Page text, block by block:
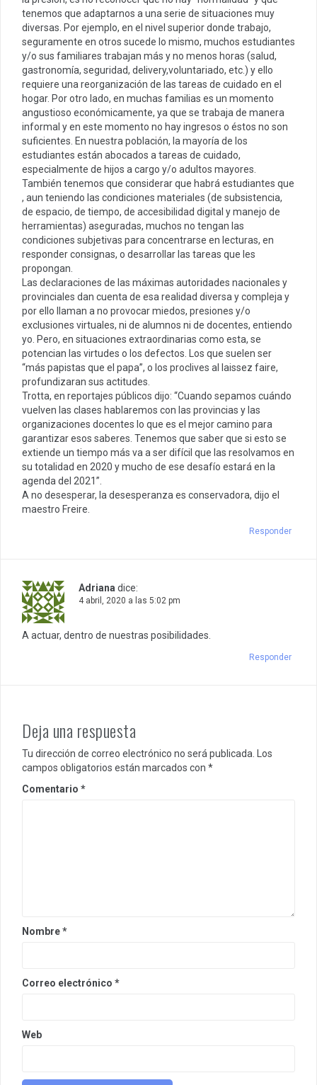
tenemos que adaptarnos a una serie de situaciones muy
diversas. Por ejemplo, en el nivel superior donde trabajo,
seguramente en otros sucede lo mismo, muchos estudiantes
y/o sus familiares trabajan más y no menos horas (salud,
gastronomía, seguridad, delivery,voluntariado, etc.) y ello
requiere una reorganización de las tareas de cuidado en el
hogar. Por otro lado, en muchas familias es un momento
angustioso económicamente, ya que se trabaja de manera
informal y en este momento no hay ingresos o éstos no son
suficientes. En nuestra población, la mayoría de los
estudiantes están abocados a tareas de cuidado,
especialmente de hijos a cargo y/o adultos mayores.
También tenemos que considerar que habrá estudiantes que
, aun teniendo las condiciones materiales (de subsistencia,
de espacio, de tiempo, de accesibilidad digital y manejo de
herramientas) aseguradas, muchos no tengan las
condiciones subjetivas para concentrarse en lecturas, en
responder consignas, o desarrollar las tareas que les
propongan.
Las declaraciones de las máximas autoridades nacionales y
provinciales dan cuenta de esa realidad diversa y compleja y
por ello llaman a no provocar miedos, presiones y/o
exclusiones virtuales, ni de alumnos ni de docentes, entiendo
yo. Pero, en situaciones extraordinarias como esta, se
potencian las virtudes o los defectos. Los que suelen ser
“más papistas que el papa”, o los proclives al laissez faire,
profundizaran sus actitudes.
Trotta, en reportajes públicos dijo: “Cuando sepamos cuándo
vuelven las clases hablaremos con las provincias y las
organizaciones docentes lo que es el mejor camino para
garantizar esos saberes. Tenemos que saber que si esto se
extiende un tiempo más va a ser difícil que las resolvamos en
su totalidad en 2020 y mucho de ese desafío estará en la
agenda del 2021”.
A no desesperar, la desesperanza es conservadora, dijo el
maestro Freire.
Responder
Adriana dice:
4 abril, 2020 a las 5:02 pm
A actuar, dentro de nuestras posibilidades.
Responder
Deja una respuesta
Tu dirección de correo electrónico no será publicada.
Los
campos obligatorios están marcados con *
Comentario *
Nombre*
Correo electrónico *
Web